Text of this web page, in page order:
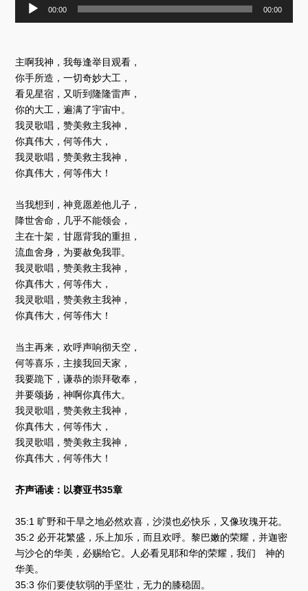
器
00:00 00:00
主啊我神，我每逢举目观看，
你手所造，一切奇妙大工，
看见星宿，又听到隆隆雷声，
你的大工，遍满了宇宙中。
我灵歌唱，赞美救主我神，
你真伟大，何等伟大，
我灵歌唱，赞美救主我神，
你真伟大，何等伟大！
当我想到，神竟愿差他儿子，
降世舍命，几乎不能领会，
主在十架，甘愿背我的重担，
流血舍身，为要赦免我罪。
我灵歌唱，赞美救主我神，
你真伟大，何等伟大，
我灵歌唱，赞美救主我神，
你真伟大，何等伟大！
当主再来，欢呼声响彻天空，
何等喜乐，主接我回天家，
我要跪下，谦恭的崇拜敬奉，
并要颂扬，神啊你真伟大。
我灵歌唱，赞美救主我神，
你真伟大，何等伟大，
我灵歌唱，赞美救主我神，
你真伟大，何等伟大！
齐声诵读：以赛亚书35章
35:1 旷野和干旱之地必然欢喜，沙漠也必快乐，又像玫瑰开花。
35:2 必开花繁盛，乐上加乐，而且欢呼。黎巴嫩的荣耀，并迦密
与沙仑的华美，必赐给它。人必看见耶和华的荣耀，我们 神的
华美。
35:3 你们要使软弱的手坚壮，无力的膝稳固。